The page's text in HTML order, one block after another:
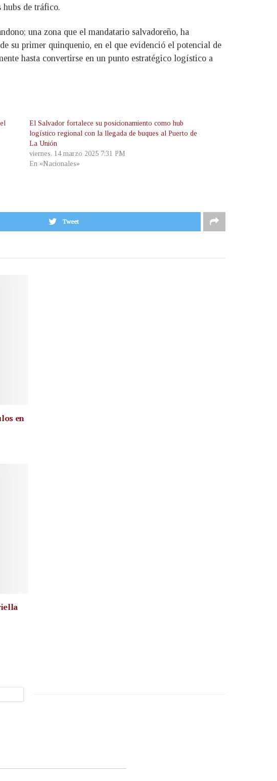
de tráfico.
una zona que el mandatario salvadoreño, ha
su primer quinquenio, en el que evidenció el potencial de
hasta convertirse en un punto estratégico logístico a
El Salvador fortalece su posicionamiento como hub
logístico regional con la llegada de buques al Puerto de
La Unión
viernes, 14 marzo 2025 7:31 PM
En «Nacionales»
Tweet
en